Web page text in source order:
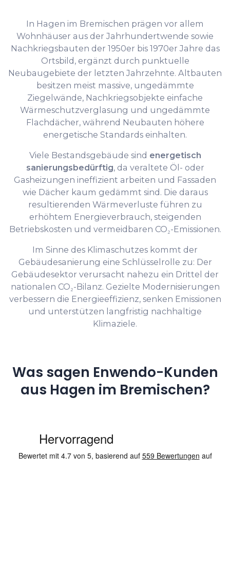
In Hagen im Bremischen prägen vor allem
Wohnhäuser aus der Jahrhundertwende sowie
Nachkriegsbauten der 1950er bis 1970er Jahre das
Ortsbild, ergänzt durch punktuelle
Neubaugebiete der letzten Jahrzehnte. Altbauten
besitzen meist massive, ungedämmte
Ziegelwände, Nachkriegsobjekte einfache
Wärmeschutzverglasung und ungedämmte
Flachdächer, während Neubauten höhere
energetische Standards einhalten.
Viele Bestandsgebäude sind energetisch
sanierungsbedürftig, da veraltete Öl- oder
Gasheizungen ineffizient arbeiten und Fassaden
wie Dächer kaum gedämmt sind. Die daraus
resultierenden Wärmeverluste führen zu
erhöhtem Energieverbrauch, steigenden
Betriebskosten und vermeidbaren CO₂-Emissionen.
Im Sinne des Klimaschutzes kommt der
Gebäudesanierung eine Schlüsselrolle zu: Der
Gebäudesektor verursacht nahezu ein Drittel der
nationalen CO₂-Bilanz. Gezielte Modernisierungen
verbessern die Energieeffizienz, senken Emissionen
und unterstützen langfristig nachhaltige
Klimaziele.
Was sagen Enwendo-Kunden
aus Hagen im Bremischen?